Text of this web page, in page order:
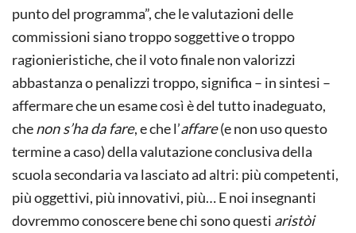
punto del programma”, che le valutazioni delle
commissioni siano troppo soggettive o troppo
ragionieristiche, che il voto finale non valorizzi
abbastanza o penalizzi troppo, significa – in sintesi –
affermare che un esame così è del tutto inadeguato,
chenon s’ha da fare, e che l’affare(e non uso questo
termine a caso) della valutazione conclusiva della
scuola secondaria va lasciato ad altri: più competenti,
più oggettivi, più innovativi, più… E noi insegnanti
dovremmo conoscere bene chi sono questi aristòi